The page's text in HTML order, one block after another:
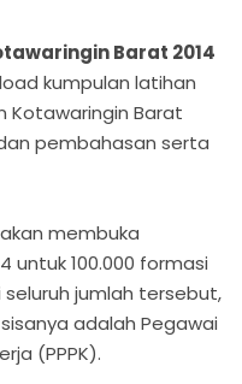
Barat 2014
kumpulan latihan
Kotawaringin Barat
pembahasan serta
membuka
untuk 100.000 formasi
seluruh jumlah tersebut,
adalah Pegawai
(PPPK).